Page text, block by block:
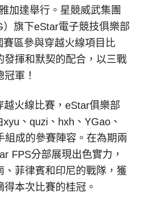
加達舉行。星競威武集團
）旗下eStar電子競技俱樂部
賽區參與穿越火線項目比
發揮和默契的配合，以三戰
軍！
越火線比賽，eStar俱樂部
、quzi、hxh、YGao、
組成的參賽陣容。在為期兩
FPS分部展現出色實力，
、菲律賓和印尼的戰隊，獲
本次比賽的桂冠。